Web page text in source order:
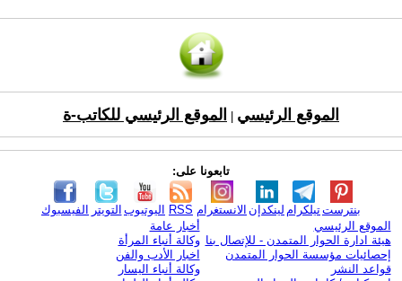
الموقع الرئيسي الموقع الرئيسي للكاتب-ة
تابعونا على:
الفيسبوك التويتر اليوتيوب RSS الانستغرام لينكدإن تيلكرامبنترست
الموقع الرئيسي
هيئة ادارة الحوار المتمدن - للإتصال بنا
إحصائيات مؤسسة الحوار المتمدن
قواعد النشر
أخبار عامة
وكالة أنباء المرأة
اخبار الأدب والفن
وكالة أنباء اليسار